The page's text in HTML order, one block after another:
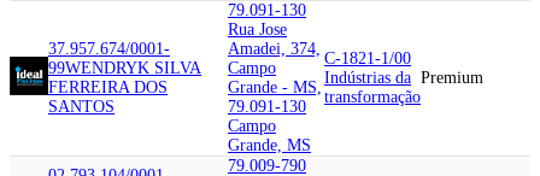
37.957.674/0001-
99WENDRYK SILVA
FERREIRA DOS
SANTOS
79.091-130
Rua Jose
Amadei, 374,
Campo
Grande - MS,
79.091-130
Campo
Grande, MS
C-1821-1/00
Indústrias da
transformação
Premium
79.009-790